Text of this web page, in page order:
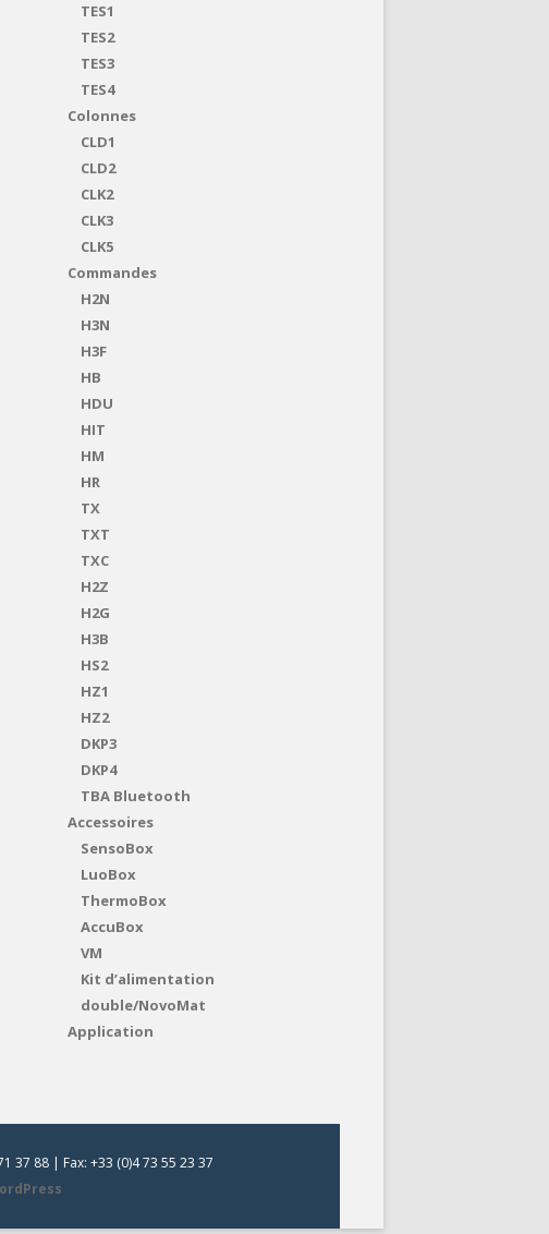
TES1
TES2
TES3
TES4
Colonnes
CLD1
CLD2
CLK2
CLK3
CLK5
Commandes
H2N
H3N
H3F
HB
HDU
HIT
HM
HR
TX
TXT
TXC
H2Z
H2G
H3B
HS2
HZ1
HZ2
DKP3
DKP4
TBA Bluetooth
Accessoires
SensoBox
LuoBox
ThermoBox
AccuBox
VM
Kit d’alimentation
double/NovoMat
Application
37 88 | Fax: +33 (0)4 73 55 23 37